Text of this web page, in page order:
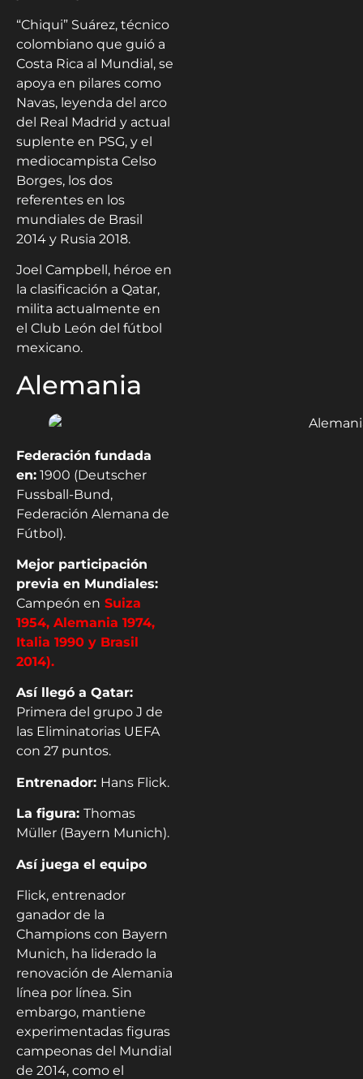
“Chiqui” Suárez, técnico
colombiano que guió a
Costa Rica al Mundial, se
apoya en pilares como
Navas, leyenda del arco
del Real Madrid y actual
suplente en PSG, y el
mediocampista Celso
Borges, los dos
referentes en los
mundiales de Brasil
2014 y Rusia 2018.
Joel Campbell, héroe en
la clasificación a Qatar,
milita actualmente en
el Club León del fútbol
mexicano.
Alemania
Federación fundada
en: 1900 (Deutscher
Fussball-Bund,
Federación Alemana de
Fútbol).
Mejor participación
previa en Mundiales:
Campeón en Suiza
1954, Alemania 1974,
Italia 1990 y Brasil
2014).
Así llegó a Qatar:
Primera del grupo J de
las Eliminatorias UEFA
con 27 puntos.
Entrenador: Hans Flick.
La figura: Thomas
Müller (Bayern Munich).
Así juega el equipo
Flick, entrenador
ganador de la
Champions con Bayern
Munich, ha liderado la
renovación de Alemania
línea por línea. Sin
embargo, mantiene
experimentadas figuras
campeonas del Mundial
de 2014, como el